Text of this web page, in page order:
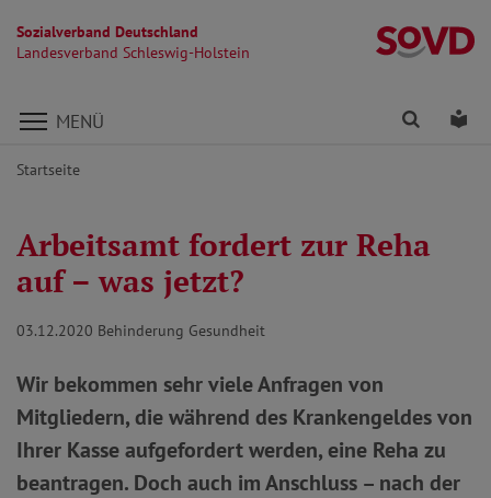
Sozialverband Deutschland
Landesverband Schleswig-Holstein
Direkt zu den Inhalten springen
MENÜ Finden
Startseite
Arbeitsamt fordert zur Reha
auf – was jetzt?
03.12.2020 Behinderung Gesundheit
Wir bekommen sehr viele Anfragen von
Mitgliedern, die während des Krankengeldes von
Ihrer Kasse aufgefordert werden, eine Reha zu
beantragen. Doch auch im Anschluss – nach der